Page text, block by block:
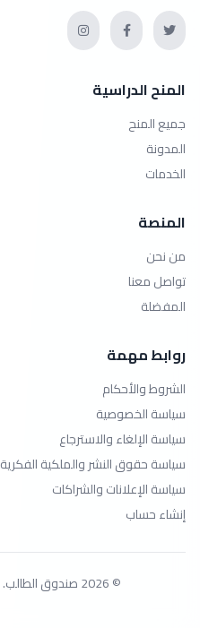
المنح الدراسية
جميع المنح
المدونة
الخدمات
المنصة
من نحن
تواصل معنا
المفضلة
روابط مهمة
الشروط والأحكام
سياسة الخصوصية
سياسة الإلغاء والاسترجاع
سياسة حقوق النشر والملكية الفكرية
سياسة الإعلانات والشراكات
إنشاء حساب
© 2026 صندوق الطالب. جميع الحقوق محفوظة.